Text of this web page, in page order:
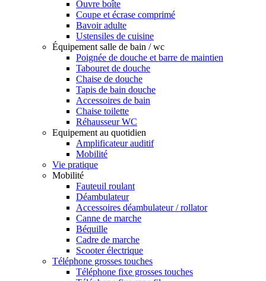
Ouvre boîte
Coupe et écrase comprimé
Bavoir adulte
Ustensiles de cuisine
Équipement salle de bain / wc
Poignée de douche et barre de maintien
Tabouret de douche
Chaise de douche
Tapis de bain douche
Accessoires de bain
Chaise toilette
Réhausseur WC
Equipement au quotidien
Amplificateur auditif
Mobilité
Vie pratique
Mobilité
Fauteuil roulant
Déambulateur
Accessoires déambulateur / rollator
Canne de marche
Béquille
Cadre de marche
Scooter électrique
Téléphone grosses touches
Téléphone fixe grosses touches